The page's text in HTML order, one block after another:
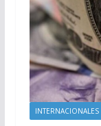
INTERNACIONALES